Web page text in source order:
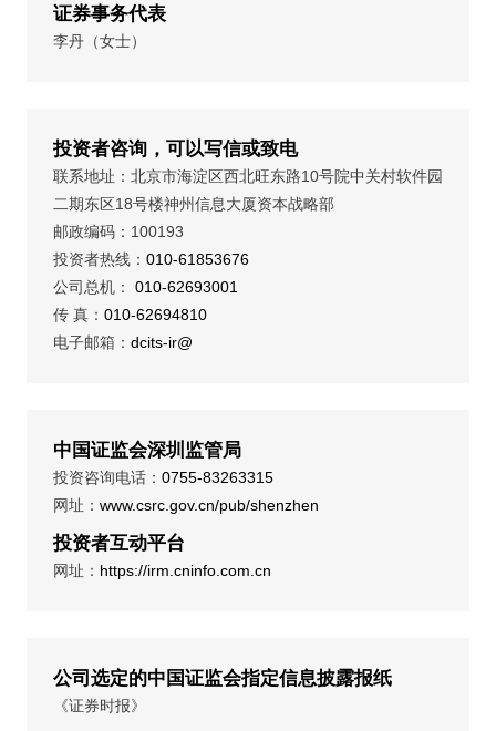
证券事务代表
李丹（女士）
投资者咨询，可以写信或致电
联系地址：北京市海淀区西北旺东路10号院中关村软件园
二期东区18号楼神州信息大厦资本战略部
邮政编码：100193
投资者热线： 010-61853676
公司总机： 010-62693001
传 真： 010-62694810
电子邮箱： dcits-ir@
中国证监会深圳监管局
投资咨询电话： 0755-83263315
网址： www.csrc.gov.cn/pub/shenzhen
投资者互动平台
网址： https://irm.cninfo.com.cn
公司选定的中国证监会指定信息披露报纸
《证券时报》